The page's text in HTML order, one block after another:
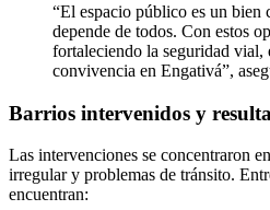
“El espacio público es un bien
depende de todos. Con estos
fortaleciendo la seguridad vial,
convivencia en Engativá”,
Barrios intervenidos y
Las intervenciones se concentraron
irregular y problemas de tránsito.
encuentran: